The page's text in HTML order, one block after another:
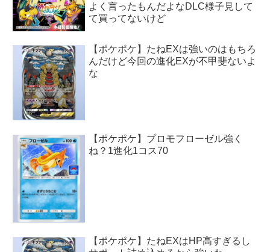
よく言ったもんだよなDLC様子見して
て買ってないけど
【ポケポケ】たねEXは強いのはもちろ
んだけど今回の進化EXが不甲斐ないよ
な
【ポケポケ】プロモフローゼル強く
ね？1進化1コス70
【ポケポケ】たねEXはHP高すぎるし